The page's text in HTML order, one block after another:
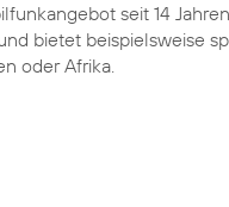
seit 14
bietet beispielsweise
oder Afrika.